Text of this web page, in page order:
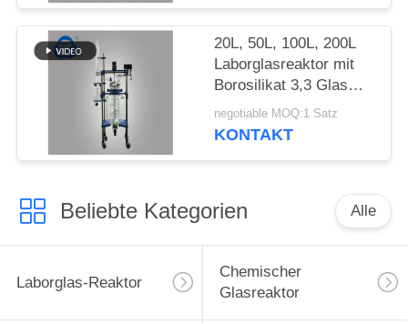
20L, 50L, 100L, 200L
Laborglasreaktor mit
Borosilikat 3,3 Glas
und 304
Edelstahlrahmen zur
negotiable MOQ:1 Satz
KONTAKT
Beliebte Kategorien Alle
Laborglas-Reaktor
Chemischer
Glasreaktor